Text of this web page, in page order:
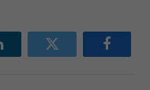
فيسبوك تويتر